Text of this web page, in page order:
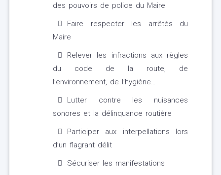
des pouvoirs de police du Maire
Faire respecter les arrêtés du
Maire
Relever les infractions aux règles
du code de la route, de
l’environnement, de l’hygiène…
Lutter contre les nuisances
sonores et la délinquance routière
Participer aux interpellations lors
d’un flagrant délit
Sécuriser les manifestations